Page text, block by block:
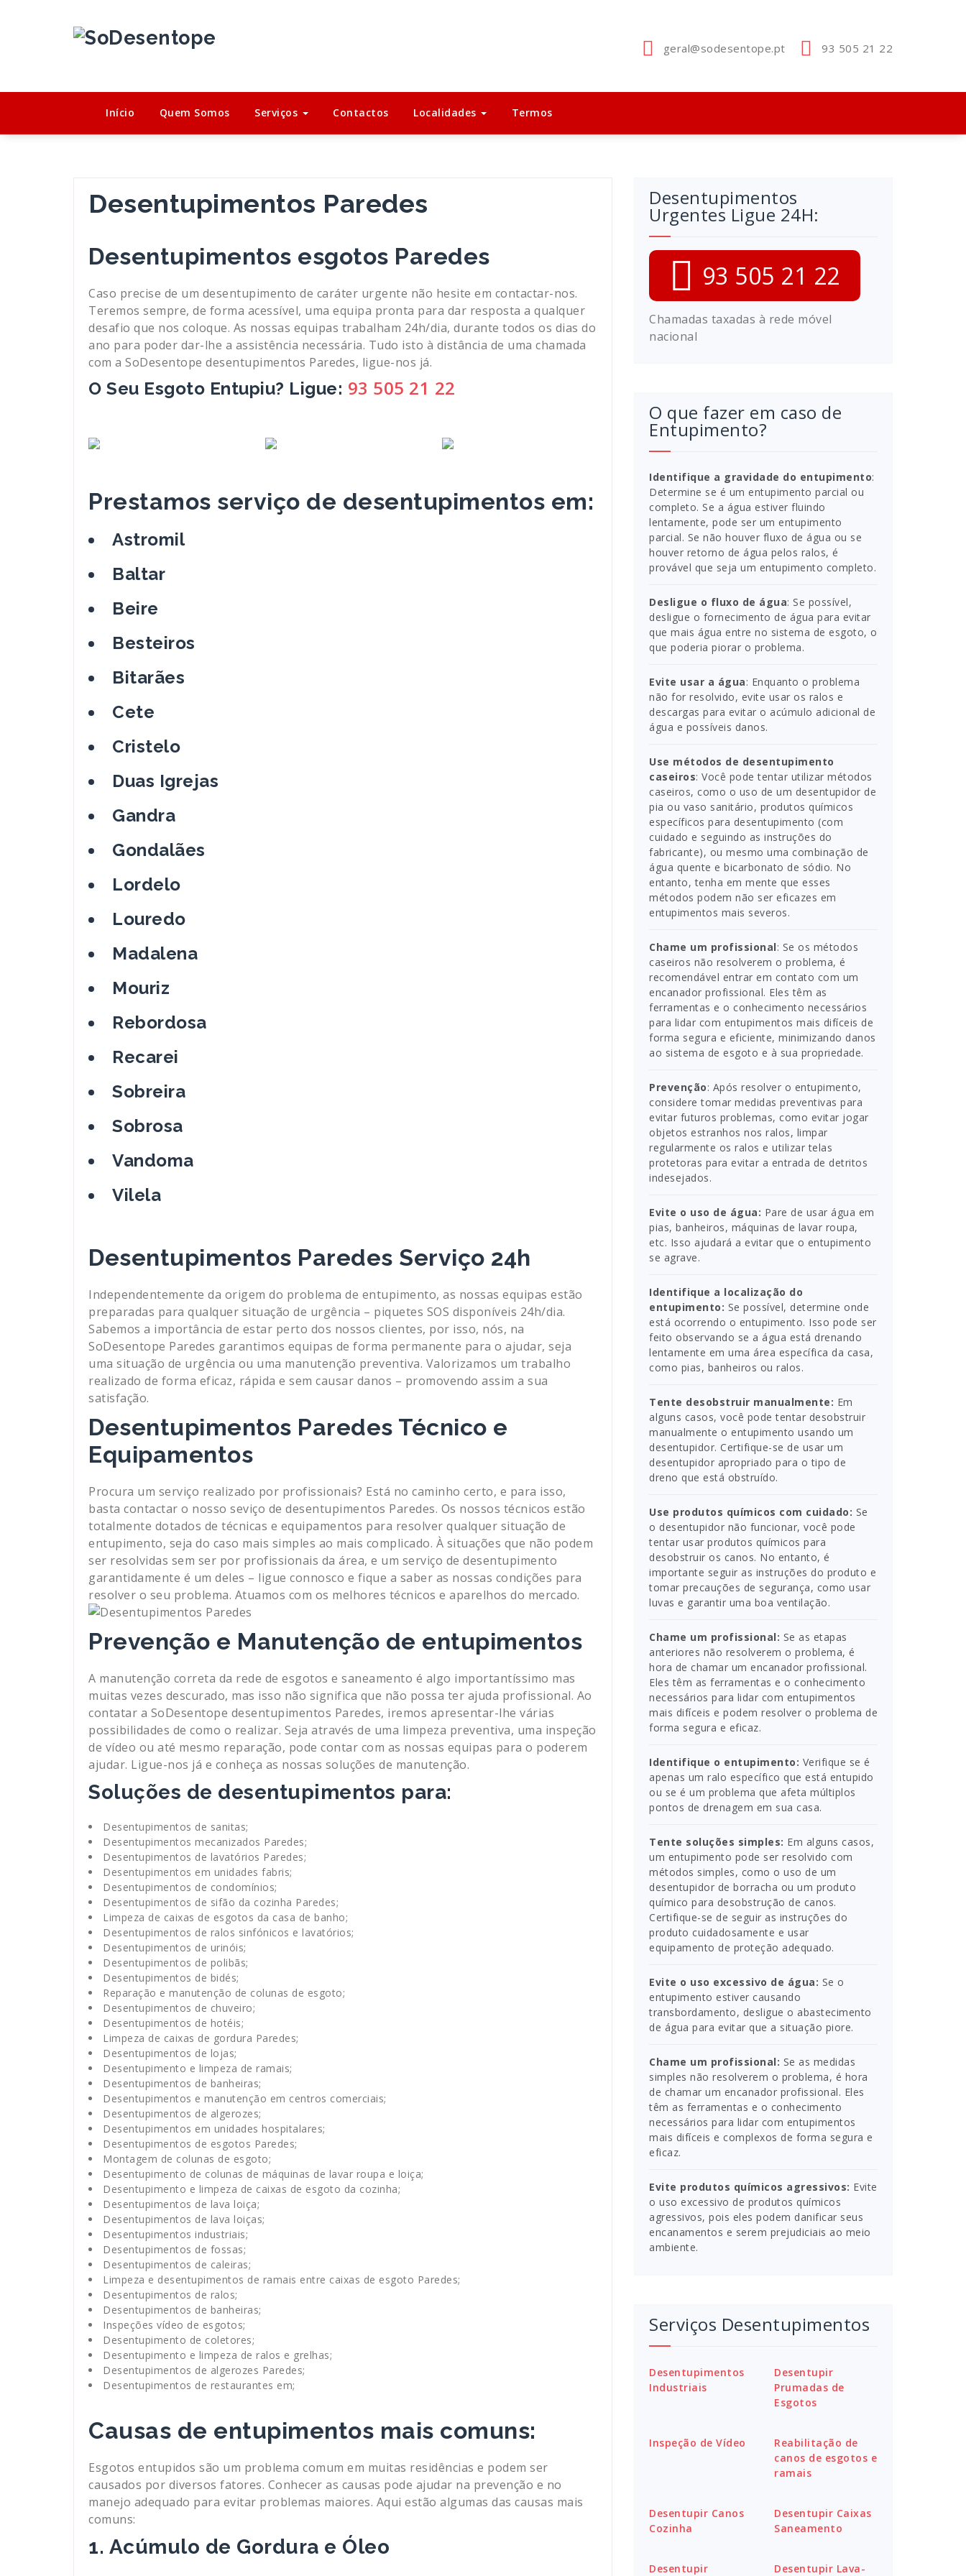
geral@sodesentope.pt 93 505 21 22
Início Quem Somos Serviços Contactos Localidades Termos
Desentupimentos Paredes
Desentupimentos esgotos Paredes
Caso precise de um desentupimento de caráter urgente não hesite em contactar-nos.
Teremos sempre, de forma acessível, uma equipa pronta para dar resposta a qualquer
desafio que nos coloque. As nossas equipas trabalham 24h/dia, durante todos os dias do
ano para poder dar-lhe a assistência necessária. Tudo isto à distância de uma chamada
com a SoDesentope desentupimentos Paredes, ligue-nos já.
O Seu Esgoto Entupiu? Ligue: 93 505 21 22
Prestamos serviço de desentupimentos em:
Astromil
Baltar
Beire
Besteiros
Bitarães
Cete
Cristelo
Duas Igrejas
Gandra
Gondalães
Lordelo
Louredo
Madalena
Mouriz
Rebordosa
Recarei
Sobreira
Sobrosa
Vandoma
Vilela
Desentupimentos Paredes Serviço 24h
Independentemente da origem do problema de entupimento, as nossas equipas estão
preparadas para qualquer situação de urgência – piquetes SOS disponíveis 24h/dia.
Sabemos a importância de estar perto dos nossos clientes, por isso, nós, na
SoDesentope Paredes garantimos equipas de forma permanente para o ajudar, seja
uma situação de urgência ou uma manutenção preventiva. Valorizamos um trabalho
realizado de forma eficaz, rápida e sem causar danos – promovendo assim a sua
satisfação.
Desentupimentos Paredes Técnico e
Equipamentos
Procura um serviço realizado por profissionais? Está no caminho certo, e para isso,
basta contactar o nosso seviço de desentupimentos Paredes. Os nossos técnicos estão
totalmente dotados de técnicas e equipamentos para resolver qualquer situação de
entupimento, seja do caso mais simples ao mais complicado. À situações que não podem
ser resolvidas sem ser por profissionais da área, e um serviço de desentupimento
garantidamente é um deles – ligue connosco e fique a saber as nossas condições para
resolver o seu problema. Atuamos com os melhores técnicos e aparelhos do mercado.
Prevenção e Manutenção de entupimentos
A manutenção correta da rede de esgotos e saneamento é algo importantíssimo mas
muitas vezes descurado, mas isso não significa que não possa ter ajuda profissional. Ao
contatar a SoDesentope desentupimentos Paredes, iremos apresentar-lhe várias
possibilidades de como o realizar. Seja através de uma limpeza preventiva, uma inspeção
de vídeo ou até mesmo reparação, pode contar com as nossas equipas para o poderem
ajudar. Ligue-nos já e conheça as nossas soluções de manutenção.
Soluções de desentupimentos para:
Desentupimentos de sanitas;
Desentupimentos mecanizados Paredes;
Desentupimentos de lavatórios Paredes;
Desentupimentos em unidades fabris;
Desentupimentos de condomínios;
Desentupimentos de sifão da cozinha Paredes;
Limpeza de caixas de esgotos da casa de banho;
Desentupimentos de ralos sinfónicos e lavatórios;
Desentupimentos de urinóis;
Desentupimentos de polibãs;
Desentupimentos de bidés;
Reparação e manutenção de colunas de esgoto;
Desentupimentos de chuveiro;
Desentupimentos de hotéis;
Limpeza de caixas de gordura Paredes;
Desentupimentos de lojas;
Desentupimento e limpeza de ramais;
Desentupimentos de banheiras;
Desentupimentos e manutenção em centros comerciais;
Desentupimentos de algerozes;
Desentupimentos em unidades hospitalares;
Desentupimentos de esgotos Paredes;
Montagem de colunas de esgoto;
Desentupimento de colunas de máquinas de lavar roupa e loiça;
Desentupimento e limpeza de caixas de esgoto da cozinha;
Desentupimentos de lava loiça;
Desentupimentos de lava loiças;
Desentupimentos industriais;
Desentupimentos de fossas;
Desentupimentos de caleiras;
Limpeza e desentupimentos de ramais entre caixas de esgoto Paredes;
Desentupimentos de ralos;
Desentupimentos de banheiras;
Inspeções vídeo de esgotos;
Desentupimento de coletores;
Desentupimento e limpeza de ralos e grelhas;
Desentupimentos de algerozes Paredes;
Desentupimentos de restaurantes em;
Causas de entupimentos mais comuns:
Esgotos entupidos são um problema comum em muitas residências e podem ser
causados por diversos fatores. Conhecer as causas pode ajudar na prevenção e no
manejo adequado para evitar problemas maiores. Aqui estão algumas das causas mais
comuns:
1. Acúmulo de Gordura e Óleo
Desentupimentos
Urgentes Ligue 24H:
93 505 21 22
Chamadas taxadas à rede móvel
nacional
O que fazer em caso de
Entupimento?
Identifique a gravidade do entupimento:
Determine se é um entupimento parcial ou
completo. Se a água estiver fluindo
lentamente, pode ser um entupimento
parcial. Se não houver fluxo de água ou se
houver retorno de água pelos ralos, é
provável que seja um entupimento completo.
Desligue o fluxo de água: Se possível,
desligue o fornecimento de água para evitar
que mais água entre no sistema de esgoto, o
que poderia piorar o problema.
Evite usar a água: Enquanto o problema
não for resolvido, evite usar os ralos e
descargas para evitar o acúmulo adicional de
água e possíveis danos.
Use métodos de desentupimento
caseiros: Você pode tentar utilizar métodos
caseiros, como o uso de um desentupidor de
pia ou vaso sanitário, produtos químicos
específicos para desentupimento (com
cuidado e seguindo as instruções do
fabricante), ou mesmo uma combinação de
água quente e bicarbonato de sódio. No
entanto, tenha em mente que esses
métodos podem não ser eficazes em
entupimentos mais severos.
Chame um profissional: Se os métodos
caseiros não resolverem o problema, é
recomendável entrar em contato com um
encanador profissional. Eles têm as
ferramentas e o conhecimento necessários
para lidar com entupimentos mais difíceis de
forma segura e eficiente, minimizando danos
ao sistema de esgoto e à sua propriedade.
Prevenção: Após resolver o entupimento,
considere tomar medidas preventivas para
evitar futuros problemas, como evitar jogar
objetos estranhos nos ralos, limpar
regularmente os ralos e utilizar telas
protetoras para evitar a entrada de detritos
indesejados.
Evite o uso de água: Pare de usar água em
pias, banheiros, máquinas de lavar roupa,
etc. Isso ajudará a evitar que o entupimento
se agrave.
Identifique a localização do
entupimento: Se possível, determine onde
está ocorrendo o entupimento. Isso pode ser
feito observando se a água está drenando
lentamente em uma área específica da casa,
como pias, banheiros ou ralos.
Tente desobstruir manualmente: Em
alguns casos, você pode tentar desobstruir
manualmente o entupimento usando um
desentupidor. Certifique-se de usar um
desentupidor apropriado para o tipo de
dreno que está obstruído.
Use produtos químicos com cuidado: Se
o desentupidor não funcionar, você pode
tentar usar produtos químicos para
desobstruir os canos. No entanto, é
importante seguir as instruções do produto e
tomar precauções de segurança, como usar
luvas e garantir uma boa ventilação.
Chame um profissional: Se as etapas
anteriores não resolverem o problema, é
hora de chamar um encanador profissional.
Eles têm as ferramentas e o conhecimento
necessários para lidar com entupimentos
mais difíceis e podem resolver o problema de
forma segura e eficaz.
Identifique o entupimento: Verifique se é
apenas um ralo específico que está entupido
ou se é um problema que afeta múltiplos
pontos de drenagem em sua casa.
Tente soluções simples: Em alguns casos,
um entupimento pode ser resolvido com
métodos simples, como o uso de um
desentupidor de borracha ou um produto
químico para desobstrução de canos.
Certifique-se de seguir as instruções do
produto cuidadosamente e usar
equipamento de proteção adequado.
Evite o uso excessivo de água: Se o
entupimento estiver causando
transbordamento, desligue o abastecimento
de água para evitar que a situação piore.
Chame um profissional: Se as medidas
simples não resolverem o problema, é hora
de chamar um encanador profissional. Eles
têm as ferramentas e o conhecimento
necessários para lidar com entupimentos
mais difíceis e complexos de forma segura e
eficaz.
Evite produtos químicos agressivos: Evite
o uso excessivo de produtos químicos
agressivos, pois eles podem danificar seus
encanamentos e serem prejudiciais ao meio
ambiente.
Serviços Desentupimentos
Desentupimentos
Industriais
Desentupir
Prumadas de
Esgotos
Inspeção de Vídeo
Reabilitação de
canos de esgotos e
ramais
Desentupir Canos
Cozinha
Desentupir Caixas
Saneamento
Desentupir Desentupir Lava-